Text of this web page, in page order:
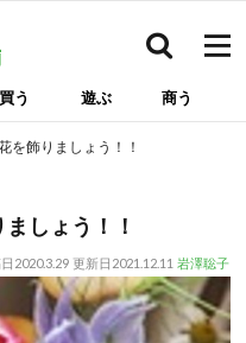
買う 遊ぶ 商う
を飾りましょう！！
しょう！！
2020.3.29 更新日 2021.12.11 岩澤聡子